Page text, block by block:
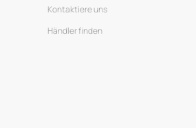
Kontaktiere uns
Händler finden